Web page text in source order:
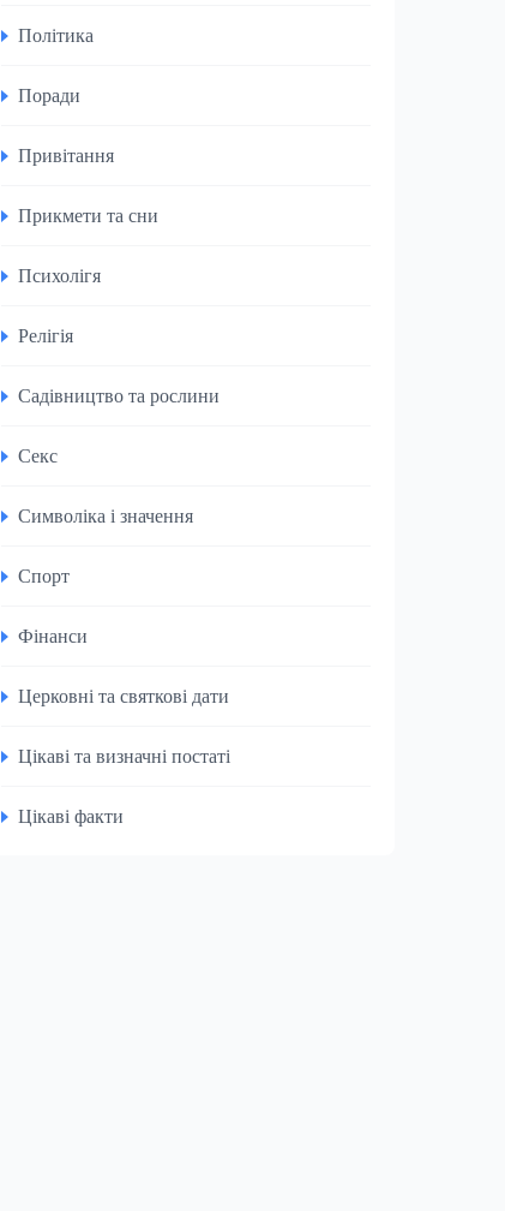
Політика
Поради
Привітання
Прикмети та сни
Психолігя
Релігія
Садівництво та рослини
Секс
Символіка і значення
Спорт
Фінанси
Церковні та святкові дати
Цікаві та визначні постаті
Цікаві факти